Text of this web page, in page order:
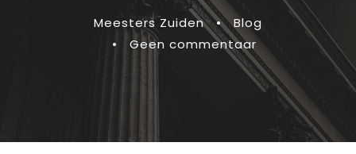
Meesters Zuiden •
Blog
•
Geen commentaar